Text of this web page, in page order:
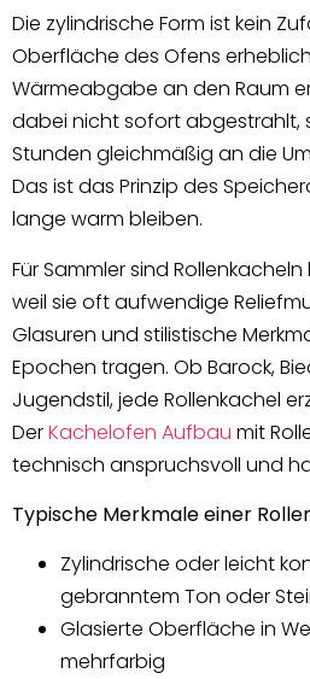
Die zylindrische Form ist kein
Oberfläche des Ofens
Wärmeabgabe an den Raum
dabei nicht sofort abgestrahlt,
Stunden gleichmäßig an die
Das ist das Prinzip des
lange warm bleiben.
Für Sammler sind
weil sie oft aufwendige
Glasuren und stilistische
Epochen tragen. Ob Barock,
Jugendstil, jede Rollenkachel
DerKachelofen Aufbau mit
technisch anspruchsvoll und
Typische Merkmale einer
Zylindrische oder leicht
gebranntem Ton oder
Glasierte Oberfläche in
mehrfarbig